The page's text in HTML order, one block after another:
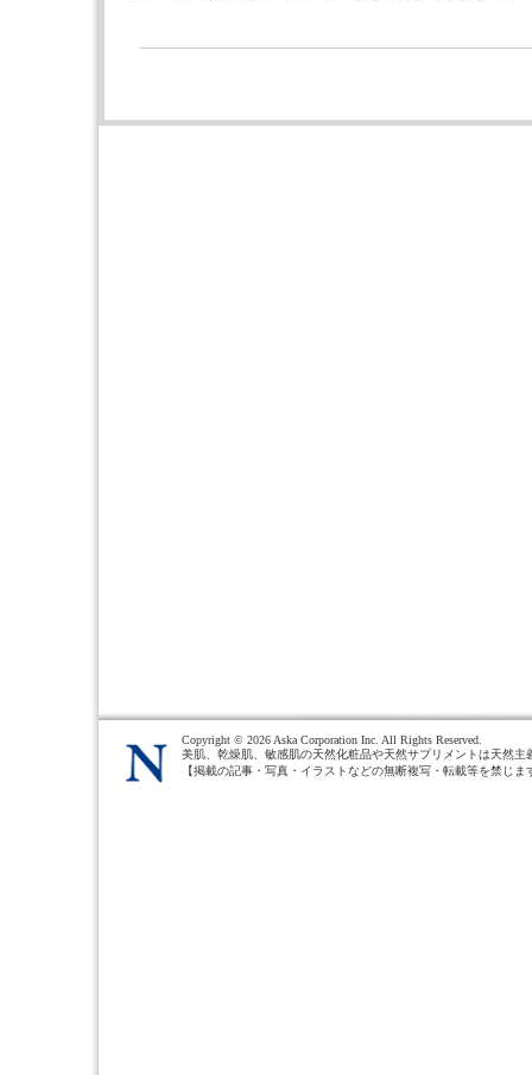
Copyright © 2026 Aska Corporation Inc. All Rights Reserved.
美肌、乾燥肌、敏感肌の天然化粧品や天然サプリメントは天然主
【掲載の記事・写真・イラストなどの無断複写・転載等を禁じま